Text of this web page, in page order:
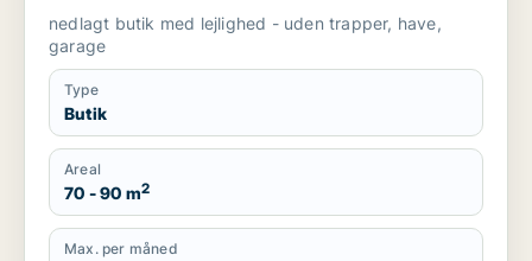
nedlagt butik med lejlighed - uden trapper, have,
garage
Type
Butik
Areal
70 - 90 m2
Max. per måned